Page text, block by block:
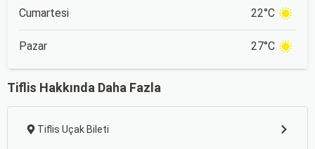
Cumartesi 22°C
Pazar 27°C
Tiflis Hakkında Daha Fazla
Tiflis Uçak Bileti